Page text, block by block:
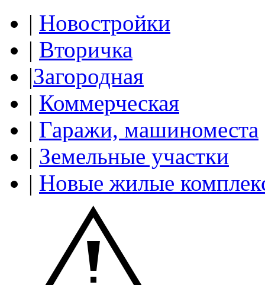
| Новостройки
| Вторичка
|Загородная
| Коммерческая
| Гаражи, машиноместа
| Земельные участки
| Новые жилые